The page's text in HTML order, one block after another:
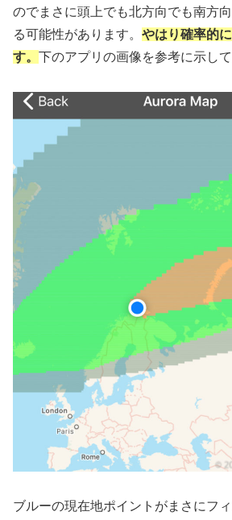
のでまさに頭上でも北方向でも南方
る可能性があります。 やはり確率的
す。 下のアプリの画像を参考に示して
ブルーの現在地ポイントがまさにフ